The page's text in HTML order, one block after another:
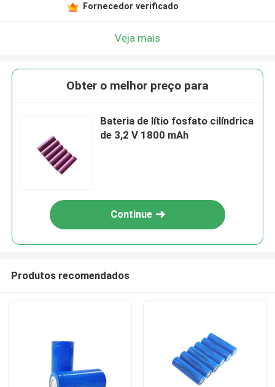
Fornecedor verificado
Veja mais
Obter o melhor preço para
Bateria de lítio fosfato cilíndrica
de 3,2 V 1800 mAh
Continue
Produtos recomendados